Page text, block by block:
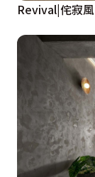
Revival|侘寂